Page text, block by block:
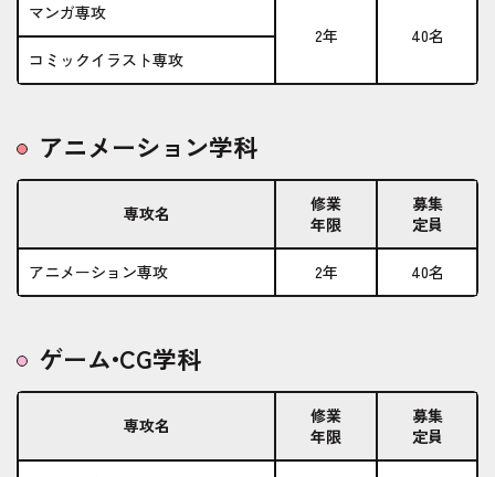
マンガ専攻
2年
40名
コミックイラスト専攻
アニメーション学科
専攻名
修業
年限
募集
定員
アニメーション専攻 2年 40名
ゲーム•CG学科
専攻名
修業
年限
募集
定員